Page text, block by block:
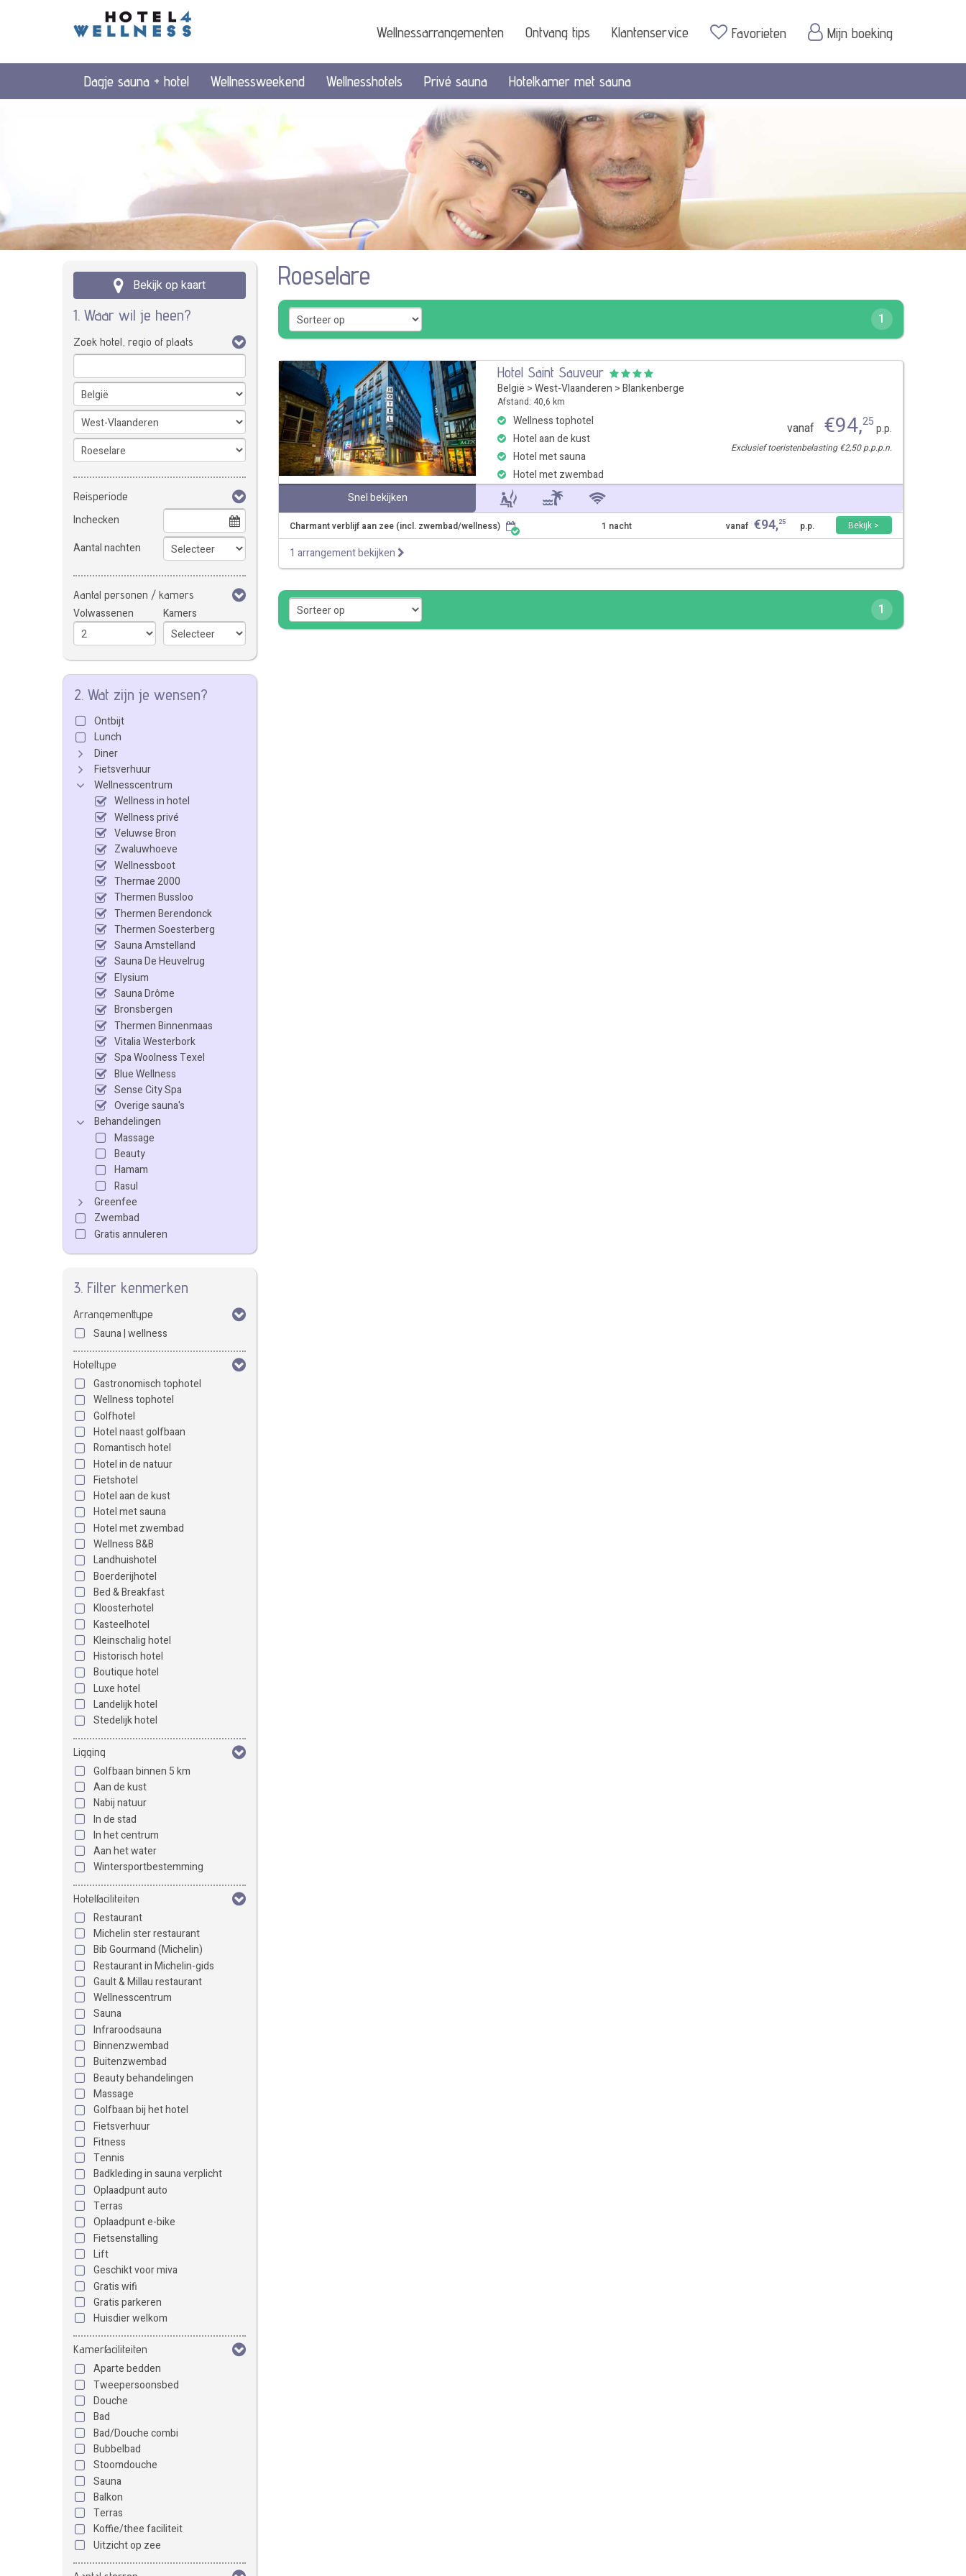
Wellnessarrangementen Ontvang tips Klantenservice Favorieten Mijn boeking
Dagje sauna + hotel Wellnessweekend Wellnesshotels Privé sauna Hotelkamer met sauna
Bekijk op kaart
1. Waar wil je heen?
Zoek hotel, regio of plaats
Reisperiode
Inchecken
Aantal nachten
Aantal personen / kamers
Volwassenen Kamers
2. Wat zijn je wensen?
Ontbijt
Lunch
Diner
Fietsverhuur
Wellnesscentrum
Wellness in hotel
Wellness privé
Veluwse Bron
Zwaluwhoeve
Wellnessboot
Thermae 2000
Thermen Bussloo
Thermen Berendonck
Thermen Soesterberg
Sauna Amstelland
Sauna De Heuvelrug
Elysium
Sauna Drôme
Bronsbergen
Thermen Binnenmaas
Vitalia Westerbork
Spa Woolness Texel
Blue Wellness
Sense City Spa
Overige sauna's
Behandelingen
Massage
Beauty
Hamam
Rasul
Greenfee
Zwembad
Gratis annuleren
3. Filter kenmerken
Arrangementtype
Sauna | wellness
Hoteltype
Gastronomisch tophotel
Wellness tophotel
Golfhotel
Hotel naast golfbaan
Romantisch hotel
Hotel in de natuur
Fietshotel
Hotel aan de kust
Hotel met sauna
Hotel met zwembad
Wellness B&B
Landhuishotel
Boerderijhotel
Bed & Breakfast
Kloosterhotel
Kasteelhotel
Kleinschalig hotel
Historisch hotel
Boutique hotel
Luxe hotel
Landelijk hotel
Stedelijk hotel
Ligging
Golfbaan binnen 5 km
Aan de kust
Nabij natuur
In de stad
In het centrum
Aan het water
Wintersportbestemming
Hotelfaciliteiten
Restaurant
Michelin ster restaurant
Bib Gourmand (Michelin)
Restaurant in Michelin-gids
Gault & Millau restaurant
Wellnesscentrum
Sauna
Infraroodsauna
Binnenzwembad
Buitenzwembad
Beauty behandelingen
Massage
Golfbaan bij het hotel
Fietsverhuur
Fitness
Tennis
Badkleding in sauna verplicht
Oplaadpunt auto
Terras
Oplaadpunt e-bike
Fietsenstalling
Lift
Geschikt voor miva
Gratis wifi
Gratis parkeren
Huisdier welkom
Kamerfaciliteiten
Aparte bedden
Tweepersoonsbed
Douche
Bad
Bad/Douche combi
Bubbelbad
Stoomdouche
Sauna
Balkon
Terras
Koffie/thee faciliteit
Uitzicht op zee
Roeselare
1
Hotel Saint Sauveur
België > West-Vlaanderen > Blankenberge
Afstand: 40,6 km
Wellness tophotel
Hotel aan de kust
Hotel met sauna
Hotel met zwembad
vanaf €94,25p.p.
Exclusief toeristenbelasting €2,50 p.p.p.n.
Snel bekijken
Charmant verblijf aan zee (incl. zwembad/wellness) 1 nacht vanaf €94,25 p.p. Bekijk >
1 arrangement bekijken
1